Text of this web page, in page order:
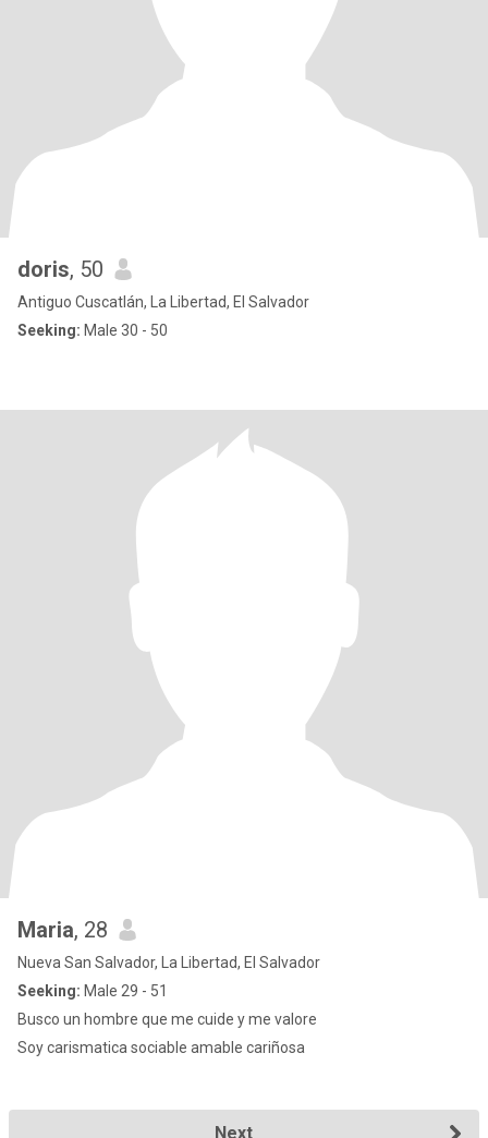
doris, 50
Antiguo Cuscatlán, La Libertad, El Salvador
Seeking: Male 30 - 50
Maria, 28
Nueva San Salvador, La Libertad, El Salvador
Seeking: Male 29 - 51
Busco un hombre que me cuide y me valore
Soy carismatica sociable amable cariñosa
Next